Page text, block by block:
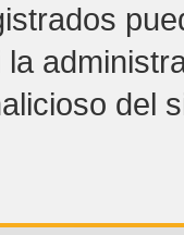
del